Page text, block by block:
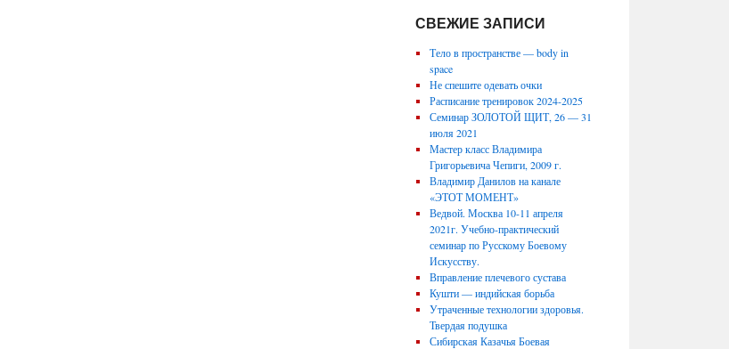
СВЕЖИЕ ЗАПИСИ
Тело в пространстве — body in
space
Не спешите одевать очки
Расписание тренировок 2024-2025
Семинар ЗОЛОТОЙ ЩИТ, 26 — 31
июля 2021
Мастер класс Владимира
Григорьевича Чепиги, 2009 г.
Владимир Данилов на канале
«ЭТОТ МОМЕНТ»
Ведвой. Москва 10-11 апреля
2021г. Учебно-практический
семинар по Русскому Боевому
Искусству.
Вправление плечевого сустава
Кушти — индийская борьба
Утраченные технологии здоровья.
Твердая подушка
Сибирская Казачья Боевая